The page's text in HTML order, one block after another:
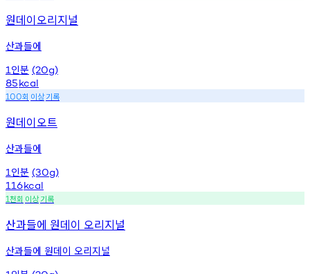
원데이오리지널
산과들에
1 인분 (20g)
85kcal
100회 이상기록
원데이오트
산과들에
1 인분 (30g)
116kcal
1천회 이상기록
산과들에 원데이 오리지널
산과들에 원데이 오리지널